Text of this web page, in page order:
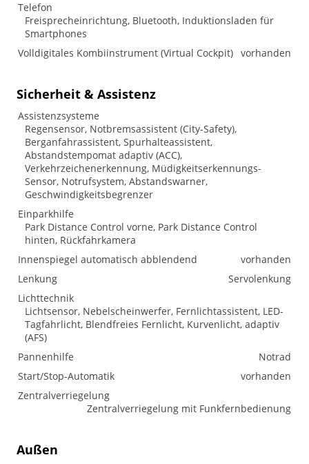
Telefon
Freisprecheinrichtung, Bluetooth, Induktionsladen für
Smartphones
Volldigitales Kombiinstrument (Virtual Cockpit) vorhanden
Sicherheit & Assistenz
Assistenzsysteme
Regensensor, Notbremsassistent (City-Safety),
Berganfahrassistent, Spurhalteassistent,
Abstandstempomat adaptiv (ACC),
Verkehrzeichenerkennung, Müdigkeitserkennungs-
Sensor, Notrufsystem, Abstandswarner,
Geschwindigkeitsbegrenzer
Einparkhilfe
Park Distance Control vorne, Park Distance Control
hinten, Rückfahrkamera
Innenspiegel automatisch abblendend
vorhanden
Lenkung
Servolenkung
Lichttechnik
Lichtsensor, Nebelscheinwerfer, Fernlichtassistent, LED-
Tagfahrlicht, Blendfreies Fernlicht, Kurvenlicht, adaptiv
(AFS)
Pannenhilfe
Notrad
Start/Stop-Automatik
vorhanden
Zentralverriegelung
Zentralverriegelung mit Funkfernbedienung
Außen